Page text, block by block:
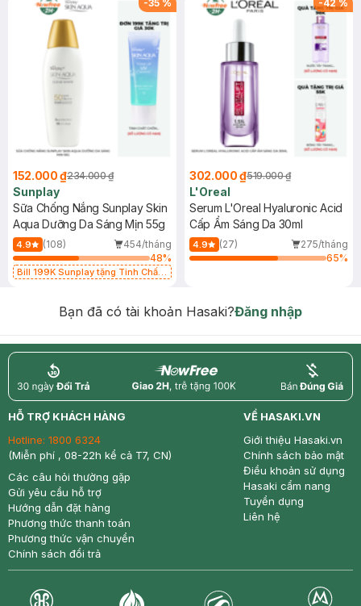
-35 %
152.000 ₫234.000 ₫
Sunplay
Sữa Chống Nắng Sunplay Skin
Aqua Dưỡng Da Sáng Mịn 55g
4.9 (108)
454/tháng
48%
Bill 199K Sunplay tặng Tinh Chất
-42 %
302.000 ₫519.000 ₫
L'Oreal
Serum L'Oreal Hyaluronic Acid
Cấp Ẩm Sáng Da 30ml
4.9 (27)
275/tháng
65%
Bạn đã có tài khoản Hasaki?Đăng nhập
return nowfree price
HỖ TRỢ KHÁCH HÀNG
Hotline: 1800 6324
(Miễn phí , 08-22h kể cả T7, CN)
Các câu hỏi thường gặp
Gửi yêu cầu hỗ trợ
Hướng dẫn đặt hàng
Phương thức thanh toán
Phương thức vận chuyển
Chính sách đổi trả
VỀ HASAKI.VN
Giới thiệu Hasaki.vn
Chính sách bảo mật
Điều khoản sử dụng
Hasaki cẩm nang
Tuyển dụng
Liên hệ